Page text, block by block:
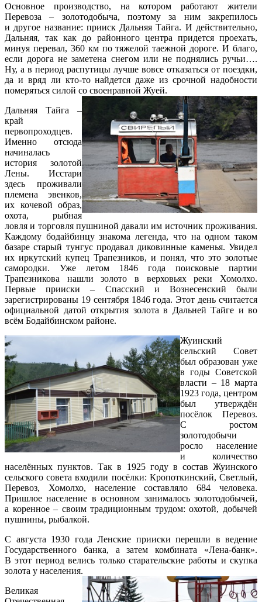
Основное производство, на котором работают жители
Перевоза – золотодобыча, поэтому за ним закрепилось
и другое название: прииск Дальняя Тайга. И действительно,
Дальняя, так как до районного центра придется проехать,
минуя перевал, 360 км по тяжелой таежной дороге. И благо,
если дорога не заметена снегом или не поднялись ручьи….
Ну, а в период распутицы лучше вовсе отказаться от поездки,
да и вряд ли кто-то найдется даже из срочной надобности
померяться силой со своенравной Жуей.
Дальняя Тайга –
край
первопроходцев.
Именно отсюда
начиналась
история золотой
Лены. Исстари
здесь проживали
племена эвенков,
их кочевой образ,
охота, рыбная
ловля и торговля пушниной давали им источник проживания.
Каждому бодайбинцу знакома легенда, что на одном таком
базаре старый тунгус продавал диковинные каменья. Увидел
их иркутский купец Трапезников, и понял, что это золотые
самородки. Уже летом 1846 года поисковые партии
Трапезникова нашли золото в верховьях реки Хомолхо.
Первые прииски – Спасский и Вознесенский были
зарегистрированы 19 сентября 1846 года. Этот день считается
официальной датой открытия золота в Дальней Тайге и во
всём Бодайбинском районе.
Жуинский
сельский Совет
был образован уже
в годы Советской
власти – 18 марта
1923 года, центром
был утверждён
посёлок Перевоз.
С ростом
золотодобычи
росло население
и количество
населённых пунктов. Так в 1925 году в состав Жуинского
сельского совета входили посёлки: Кропоткинский, Светлый,
Перевоз, Хомолхо, население составляло 684 человека.
Пришлое население в основном занималось золотодобычей,
а коренное – своим традиционным трудом: охотой, добычей
пушнины, рыбалкой.
С августа 1930 года Ленские прииски перешли в ведение
Государственного банка, а затем комбината «Лена-банк».
В этот период велись только старательские работы и скупка
золота у населения.
Великая